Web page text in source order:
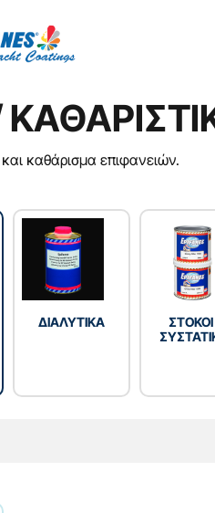
καθάρισμα επιφανειών.
ΔΙΑΛΥΤΙΚΑ